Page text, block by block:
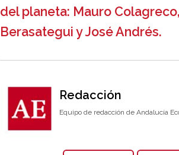
del planeta: Mauro
Berasategui y José Andrés.
Redacción
Equipo de redacción de Andalucía